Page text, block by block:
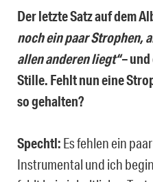
Der letzte Satz auf dem
noch ein paar Strophen,
allen anderen liegt“–
Stille. Fehlt nun eine
so gehalten?
Spechtl: Es fehlen ein
Instrumental und ich